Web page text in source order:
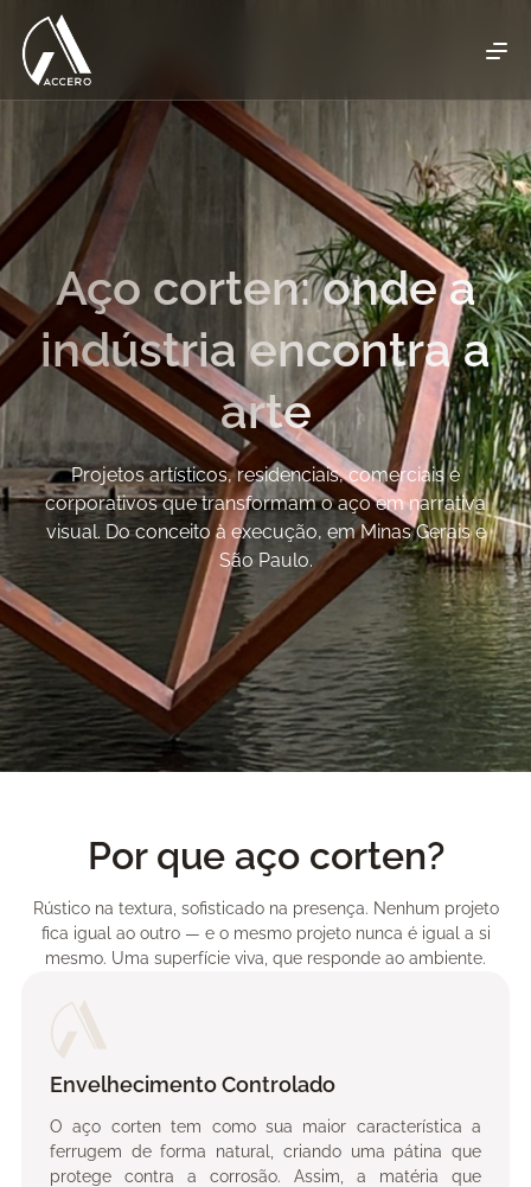
Aço corten: onde a
indústria encontra a
arte
Projetos artísticos, residenciais, comerciais e
corporativos que transformam o aço em narrativa
visual. Do conceito à execução, em Minas Gerais e
São Paulo.
Por que aço corten?
Rústico na textura, sofisticado na presença. Nenhum projeto
fica igual ao outro — e o mesmo projeto nunca é igual a si
mesmo. Uma superfície viva, que responde ao ambiente.
Envelhecimento Controlado
O aço corten tem como sua maior característica a
ferrugem de forma natural, criando uma pátina que
protege contra a corrosão. Assim, a matéria que